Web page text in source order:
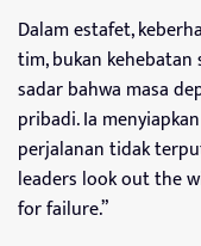
Dalam estafet,
tim, bukan
sadar bahwa masa
pribadi. Ia
perjalanan tidak
leaders look out the
for failure.”